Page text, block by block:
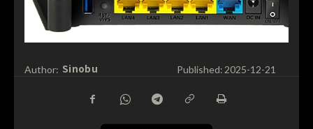
Author: Sinobu Published: 2025-12-21